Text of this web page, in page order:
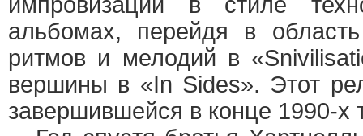
альбомах, перейдя в
ритмов и мелодий в
вершины в «In Sides». Этот
завершившейся в конце 1990-х